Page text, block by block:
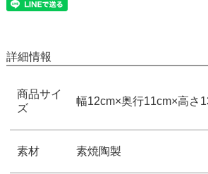
詳細情報
商品サイ
ズ
幅12cm×奥行11cm×高さ
素材 素焼陶製